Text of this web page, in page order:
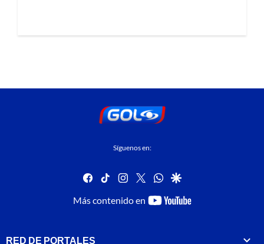
Síguenos en:
facebook
tiktok instagram
twitterwhatsapp
google
Más contenido en
youtube-
RED DE PORTALES